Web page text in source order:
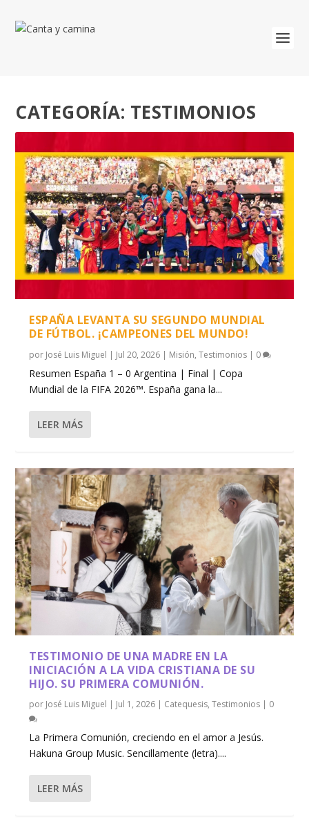
CATEGORÍA: TESTIMONIOS
ESPAÑA LEVANTA SU SEGUNDO MUNDIAL
DE FÚTBOL. ¡CAMPEONES DEL MUNDO!
por José Luis Miguel | Jul 20, 2026 | Misión,Testimonios | 0
Resumen España 1 – 0 Argentina | Final | Copa
Mundial de la FIFA 2026™. España gana la...
LEER MÁS
TESTIMONIO DE UNA MADRE EN LA
INICIACIÓN A LA VIDA CRISTIANA DE SU
HIJO. SU PRIMERA COMUNIÓN.
por José Luis Miguel | Jul 1, 2026 | Catequesis,Testimonios | 0
La Primera Comunión, creciendo en el amor a Jesús.
Hakuna Group Music. Sencillamente (letra)....
LEER MÁS